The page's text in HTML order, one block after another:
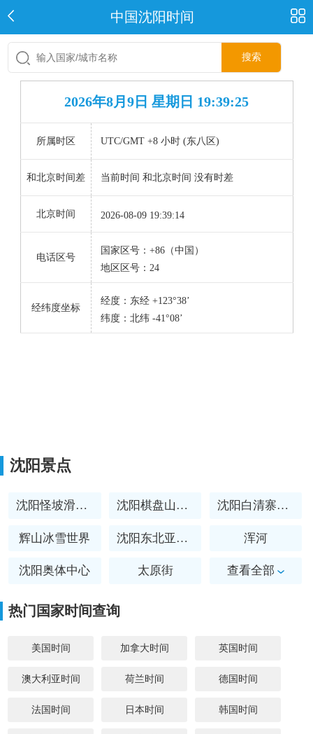
中国沈阳时间
搜索
2026年8月9日 星期日 19:39:26
所属时区 UTC/GMT +8 小时 (东八区)
和北京时间差 当前时间 和北京时间 没有时差
北京时间 2026-08-09 19:39:14
电话区号
国家区号：+86（中国）
地区区号：24
经纬度坐标
经度：东经 +123°38’
纬度：北纬 -41°08’
沈阳景点
沈阳怪坡滑雪场 沈阳棋盘山滑雪场 沈阳白清寨滑雪场
辉山冰雪世界 沈阳东北亚滑雪场 浑河
沈阳奥体中心 太原街 查看全部
东北大学旧址
热门国家时间查询
美国时间 加拿大时间 英国时间
澳大利亚时间 荷兰时间 德国时间
法国时间 日本时间 韩国时间